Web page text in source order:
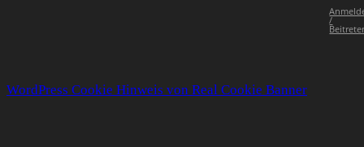
/
WordPress Cookie Hinweis von Real Cookie Banner